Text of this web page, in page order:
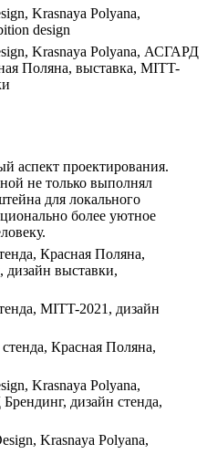
аспект проектирования.
не только выполнял
для локального
более уютное